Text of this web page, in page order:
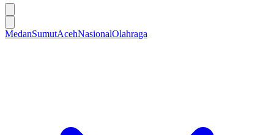
MedanSumutAcehNasionalOlahraga